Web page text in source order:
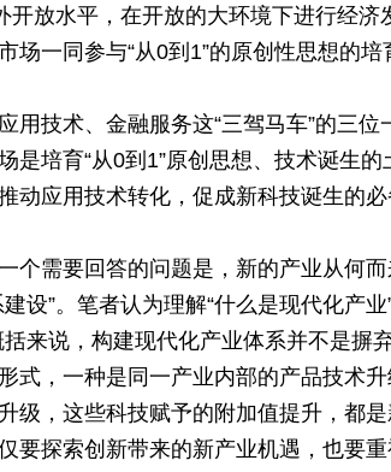
开放水平，在开放的大环境下进行经济
场一同参与“从0到1”的原创性思想的
用技术、金融服务这“三驾马车”的三
是培育“从0到1”原创思想、技术诞生
应用技术转化，促成新科技诞生的必
个需要回答的问题是，新的产业从何
设”。笔者认为理解“什么是现代化产
来说，构建现代化产业体系并不是摒
式，一种是同一产业内部的产品技术
级，这些科技赋予的附加值提升，都是
要探索创新带来的新产业机遇，也要